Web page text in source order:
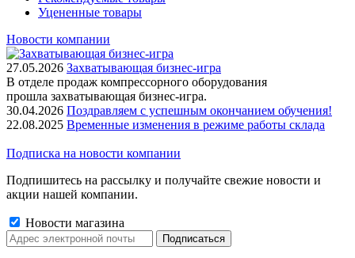
Уцененные товары
Новости компании
27.05.2026 Захватывающая бизнес-игра
В отделе продаж компрессорного оборудования
прошла захватывающая бизнес-игра.
30.04.2026 Поздравляем с успешным окончанием обучения!
22.08.2025 Временные изменения в режиме работы склада
Подписка на новости компании
Подпишитесь на рассылку и получайте свежие новости и
акции нашей компании.
Новости магазина